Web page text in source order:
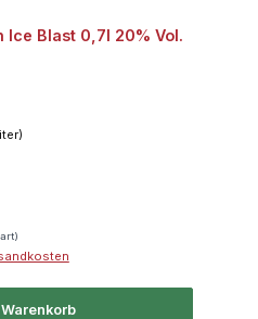
Ice Blast 0,7l 20% Vol.